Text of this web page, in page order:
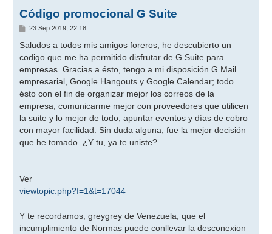
Código promocional G Suite
M
n
a
j
e
23 Sep 2019, 22:18
Saludos a todos mis amigos foreros, he descubierto un
codigo que me ha permitido disfrutar de G Suite para
empresas. Gracias a ésto, tengo a mi disposición G Mail
empresarial, Google Hangouts y Google Calendar; todo
ésto con el fin de organizar mejor los correos de la
empresa, comunicarme mejor con proveedores que utilicen
la suite y lo mejor de todo, apuntar eventos y días de cobro
con mayor facilidad. Sin duda alguna, fue la mejor decisión
que he tomado. ¿Y tu, ya te uniste?
Ver
viewtopic.php?f=1&t=17044
Y te recordamos, greygrey de Venezuela, que el
incumplimiento de Normas puede conllevar la desconexion